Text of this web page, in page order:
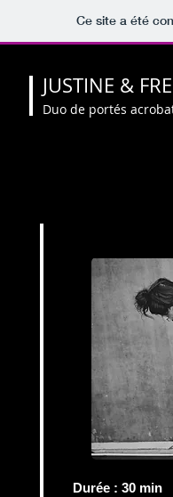
Ce site a été
JUSTINE &
Duo de portés
Durée : 30 min